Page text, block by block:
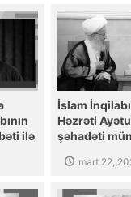
ilə
İslam
Həzrəti
şəhadəti
Şirazinin
mart 22,